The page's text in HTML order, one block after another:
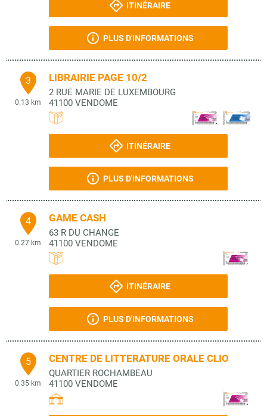
ITINÉRAIRE
PLUS D'INFORMATIONS
3
0.13 km
LIBRAIRIE PAGE 10/2
2 RUE MARIE DE LUXEMBOURG
41100 VENDOME
ITINÉRAIRE
PLUS D'INFORMATIONS
4
0.27 km
GAME CASH
63 R DU CHANGE
41100 VENDOME
ITINÉRAIRE
PLUS D'INFORMATIONS
5
0.35 km
CENTRE DE LITTERATURE ORALE CLIO
QUARTIER ROCHAMBEAU
41100 VENDOME